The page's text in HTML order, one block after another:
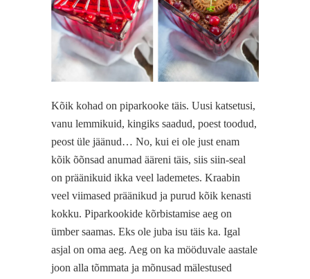
Kõik kohad on piparkooke täis. Uusi katsetusi,
vanu lemmikuid, kingiks saadud, poest toodud,
peost üle jäänud… No, kui ei ole just enam
kõik õõnsad anumad ääreni täis, siis siin-seal
on präänikuid ikka veel lademetes. Kraabin
veel viimased präänikud ja purud kõik kenasti
kokku. Piparkookide kõrbistamise aeg on
ümber saamas. Eks ole juba isu täis ka. Igal
asjal on oma aeg. Aeg on ka mööduvale aastale
joon alla tõmmata ja mõnusad mälestused